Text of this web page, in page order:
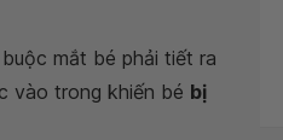
mắt bé phải tiết ra
vào trong khiến bé bị